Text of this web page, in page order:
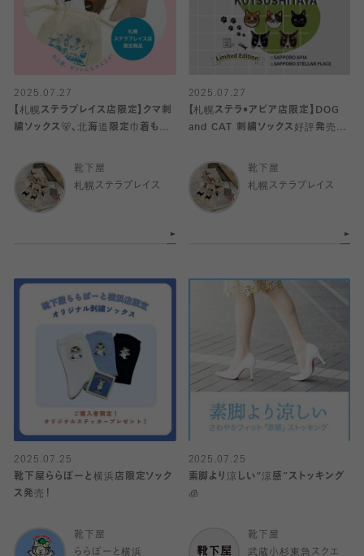
2025.07.27
【札幌ステラプレイス店限定】クマ刺
繍ソックス🐻、北海道限定巾着も販
靴下屋
札幌ステラプレイス
2025.07.27
【札幌ステラ•アピア店限定】DOG
and CAT 刺繍ソックス好評発売中
靴下屋
札幌ステラプレイス
2025.07.25
靴下屋ららぽーと横浜店限定ソック
ス発売！
靴下屋
ららぽーと横浜
2025.07.25
素脚より涼しい“涼感”ストッキング
🧊
靴下屋
武蔵小杉東急スクエ